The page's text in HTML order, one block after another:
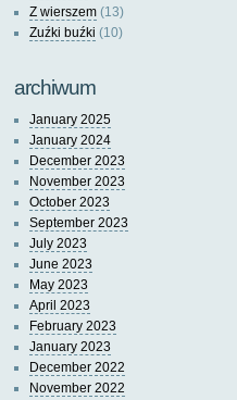
Z wierszem (13)
Zuźki buźki (10)
archiwum
January 2025
January 2024
December 2023
November 2023
October 2023
September 2023
July 2023
June 2023
May 2023
April 2023
February 2023
January 2023
December 2022
November 2022